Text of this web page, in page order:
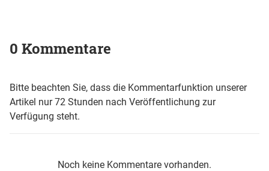
0 Kommentare
Bitte beachten Sie, dass die Kommentarfunktion unserer
Artikel nur 72 Stunden nach Veröffentlichung zur
Verfügung steht.
Noch keine Kommentare vorhanden.